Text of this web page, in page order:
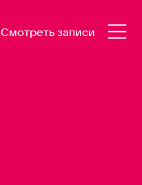
Смотреть записи